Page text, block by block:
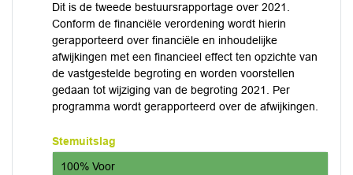
Dit is de tweede bestuursrapportage over 2021.
Conform de financiële verordening wordt hierin
gerapporteerd over financiële en inhoudelijke
afwijkingen met een financieel effect ten opzichte van
de vastgestelde begroting en worden voorstellen
gedaan tot wijziging van de begroting 2021. Per
programma wordt gerapporteerd over de afwijkingen.
Stemuitslag
100% Voor